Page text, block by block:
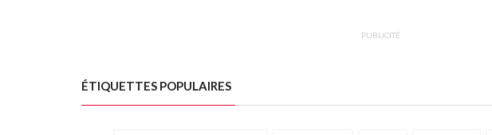
PUBLICITÉ
ÉTIQUETTES POPULAIRES